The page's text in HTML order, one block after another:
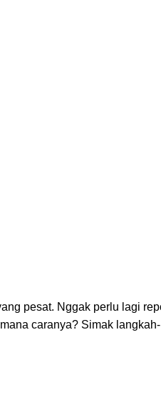
pesat. Nggak perlu lagi
caranya? Simak